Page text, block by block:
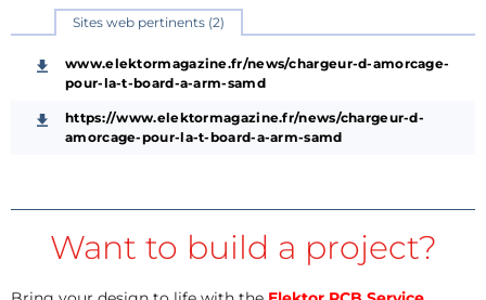
Sites web pertinents (2)
www.elektormagazine.fr/news/chargeur-d-amorcage-
pour-la-t-board-a-arm-samd
https://www.elektormagazine.fr/news/chargeur-d-
amorcage-pour-la-t-board-a-arm-samd
Want to build a project?